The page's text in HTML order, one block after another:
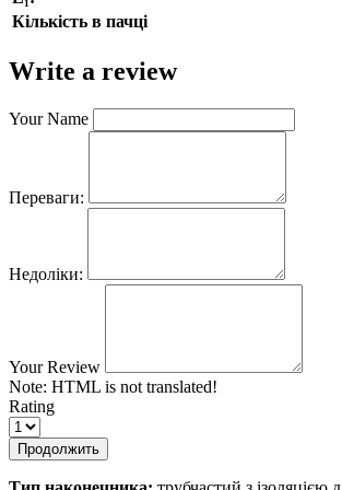
Кількість в пачці
Write a review
Your Name
Переваги:
Недоліки:
Your Review
Note: HTML is not translated!
Rating
Продолжить